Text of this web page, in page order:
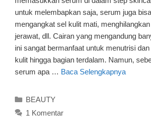
untuk melembapkan saja, serum juga
mengangkat sel kulit mati,
jerawat, dll. Cairan yang mengandung
ini sangat bermanfaat untuk menutrisi
kulit hingga bagian terdalam. Namun,
serum apa … Baca Selengkapnya
Kategori
BEAUTY
1 Komentar